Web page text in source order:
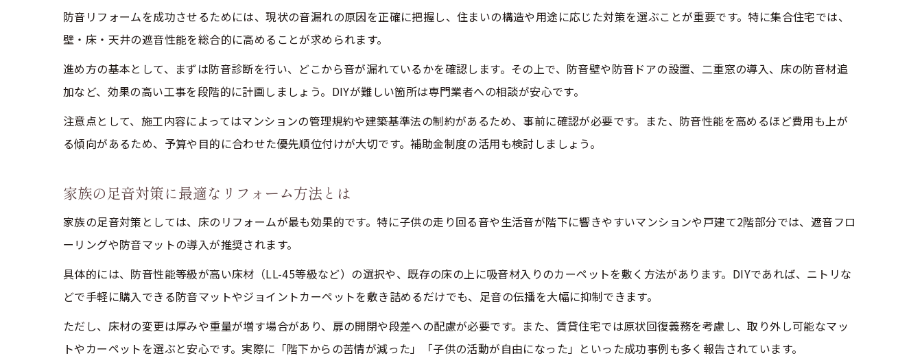
リフォームで快適生活を守る防音対策の基本
騒音ストレスを防ぐリフォーム実践の効果
防音リフォームで得られる快適住空間の魅力
暮らしを変えるリフォーム防音ポイント解説
リフォームで防音と快適性を両立させる工夫
防音性能を高めるリフォーム費用相場とは
リフォーム予算で叶える防音対策の工夫集
リフォーム防音費用を抑えるための賢い選択
遮音を強化する住まいのリフォームの秘訣
遮音性能を高めるリフォームの基本ポイント
リフォームで壁・床の遮音対策を強化する方法
防音リフォームを成功させるためには、現状の音漏れの原因を正確に把握し、住まいの構造や用途に応じた対策を選ぶことが重要です。特に集合住宅では、
壁・床・天井の遮音性能を総合的に高めることが求められます。
進め方の基本として、まずは防音診断を行い、どこから音が漏れているかを確認します。その上で、防音壁や防音ドアの設置、二重窓の導入、床の防音材追
加など、効果の高い工事を段階的に計画しましょう。DIYが難しい箇所は専門業者への相談が安心です。
注意点として、施工内容によってはマンションの管理規約や建築基準法の制約があるため、事前に確認が必要です。また、防音性能を高めるほど費用も上が
る傾向があるため、予算や目的に合わせた優先順位付けが大切です。補助金制度の活用も検討しましょう。
家族の足音対策に最適なリフォーム方法とは
家族の足音対策としては、床のリフォームが最も効果的です。特に子供の走り回る音や生活音が階下に響きやすいマンションや戸建て2階部分では、遮音フロ
ーリングや防音マットの導入が推奨されます。
具体的には、防音性能等級が高い床材（LL-45等級など）の選択や、既存の床の上に吸音材入りのカーペットを敷く方法があります。DIYであれば、ニトリな
どで手軽に購入できる防音マットやジョイントカーペットを敷き詰めるだけでも、足音の伝播を大幅に抑制できます。
ただし、床材の変更は厚みや重量が増す場合があり、扉の開閉や段差への配慮が必要です。また、賃貸住宅では原状回復義務を考慮し、取り外し可能なマッ
トやカーペットを選ぶと安心です。実際に「階下からの苦情が減った」「子供の活動が自由になった」といった成功事例も多く報告されています。
お問い合わせはこちら
お問い合わせはこちら